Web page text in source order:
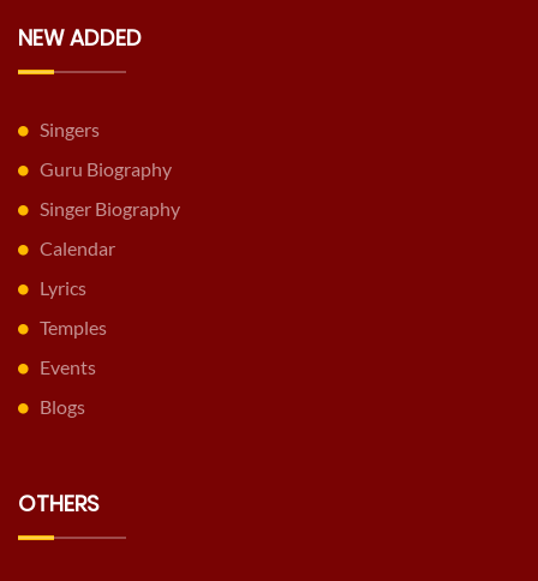
NEW ADDED
Singers
Guru Biography
Singer Biography
Calendar
Lyrics
Temples
Events
Blogs
OTHERS